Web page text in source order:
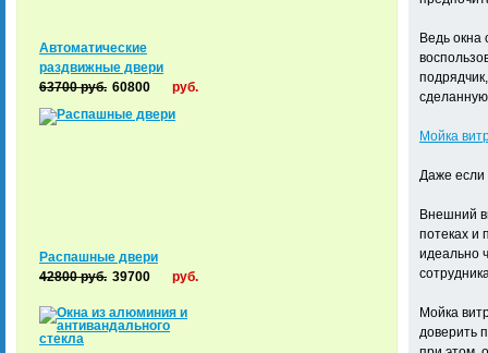
Ведь окна
Мойка
Даже если
Внешний
потеках и
идеально
Мойка
доверить
Автоматические
раздвижные двери
63700руб. 60800 руб.
Распашные двери
42800руб. 39700 руб.